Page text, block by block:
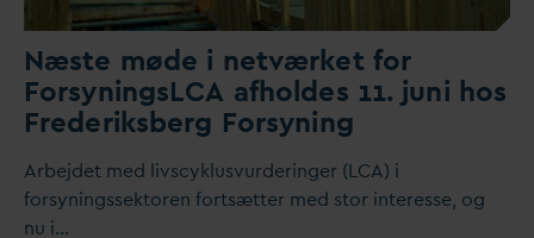
Næste møde i netværket for
ForsyningsLCA afholdes 11. juni hos
Frederiksberg Forsyning
Arbejdet med livscyklusvurderinger (LCA) i
forsyningssektoren fortsætter med stor interesse, og
nu i…